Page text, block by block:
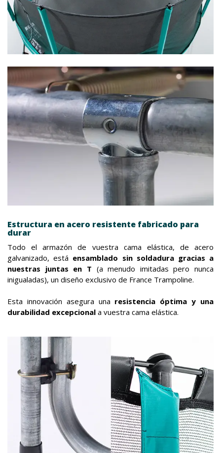
Estructura en acero resistente fabricado para
durar
Todo el armazón de vuestra cama elástica, de acero
galvanizado, está ensamblado sin soldadura gracias a
nuestras juntas en T (a menudo imitadas pero nunca
inigualadas), un diseño exclusivo de France Trampoline.
Esta innovación asegura una resistencia óptima y una
durabilidad excepcional a vuestra cama elástica.